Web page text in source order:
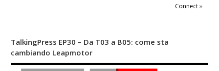
Connect»
TalkingPress EP30 – Da T03 a B05: come sta
cambiando Leapmotor